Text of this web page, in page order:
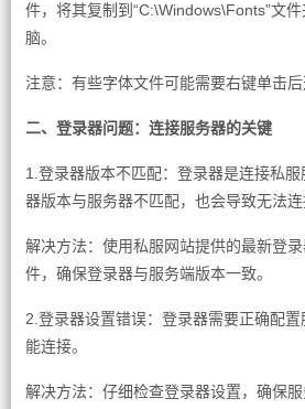
件，将其复制到“C:\Windows\Fonts”文
脑。
注意：有些字体文件可能需要右键单击后
二、登录器问题：连接服务器的关键
1.登录器版本不匹配：登录器是连接私
器版本与服务器不匹配，也会导致无法连
解决方法：使用私服网站提供的最新登
件，确保登录器与服务端版本一致。
2.登录器设置错误：登录器需要正确配
能连接。
解决方法：仔细检查登录器设置，确保